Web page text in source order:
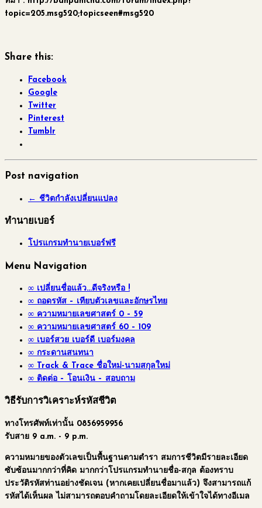
topic=205.msg520;topicseen#msg520
Share this:
Facebook
Google
Twitter
Pinterest
Tumblr
Post navigation
← ชีวิตกำลังเปลี่ยนแปลง
ทำนายเบอร์
โปรแกรมทำนายเบอร์ฟรี
Menu Navigation
∞ เปลี่ยนชื่อแล้ว…ดีจริงหรือ !
∞ ถอดรหัส – เทียบตัวเลขและอักษรไทย
∞ ความหมายเลขศาสตร์ 0 – 59
∞ ความหมายเลขศาสตร์ 60 – 109
∞ เบอร์สวย เบอร์ดี เบอร์มงคล
∞ กระดานสนทนา
∞ Track & Trace ชื่อใหม่-นามสกุลใหม่
∞ ติดต่อ – โอนเงิน – สอบถาม
วิธีรับการวิเคราะห์รหัสชีวิต
ทางโทรศัพท์เท่านั้น 0856959956
รับสาย 9 a.m. - 9 p.m.
ความหมายของตัวเลขเป็นพื้นฐานตามตำรา สมการชีวิตมีรายละเอียด
ซับซ้อนมากกว่าที่คิด มากกว่าโปรแกรมทำนายชื่อ-สกุล ต้องทราบ
ประวัติรหัสท่านอย่างชัดเจน (หากเคยเปลี่ยนชื่อมาแล้ว) จึงสามารถแก้
รหัสได้เห็นผล ไม่สามารถตอบคำถามโดยละเอียดให้เข้าใจได้ทางอีเมล